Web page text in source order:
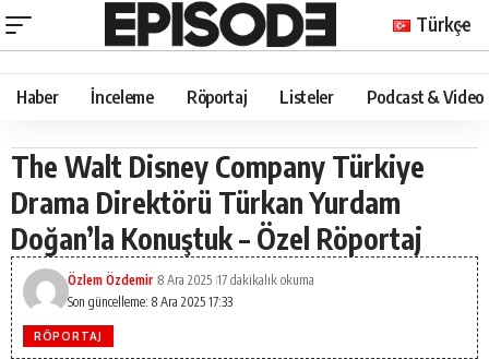
Türkçe
Haber İnceleme Röportaj Listeler Podcast & Video
The Walt Disney Company Türkiye
Drama Direktörü Türkan Yurdam
Doğan’la Konuştuk – Özel Röportaj
Son güncelleme: 8 Ara 2025 17:33
Özlem Özdemir 8 Ara 2025 17 dakikalık okuma
RÖPORTAJ